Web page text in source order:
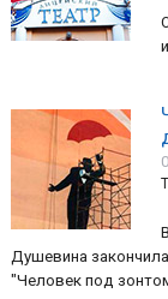
Душевина
"Человек под